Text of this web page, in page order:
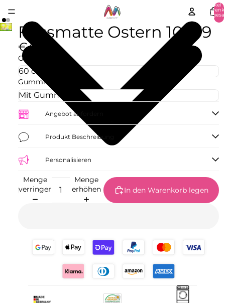
Artikel
Fussmatte Ostern 10479
€42,73
Größe
Gummirand
Angebot anfordern
Produkt Beschreibung
Personalisieren
Menge
verringern
Menge
erhöhen
In den Warenkorb legen